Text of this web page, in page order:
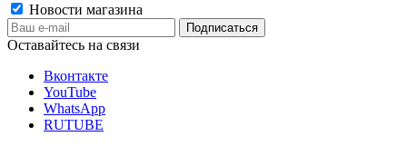
Новости магазина
Оставайтесь на связи
Вконтакте
YouTube
WhatsApp
RUTUBE